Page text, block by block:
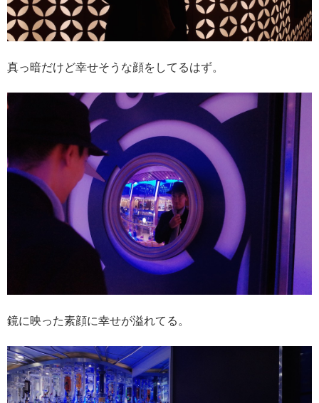
真っ暗だけど幸せそうな顔をしてるはず。
鏡に映った素顔に幸せが溢れてる。